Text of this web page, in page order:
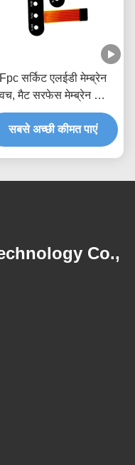
Fpc सर्किट एलईडी मेम्ब्रेन
मैट सरफेस मेम्ब्रेन स्विच
कीपैड
सबसे अच्छी कीमत पाएं
Co.,